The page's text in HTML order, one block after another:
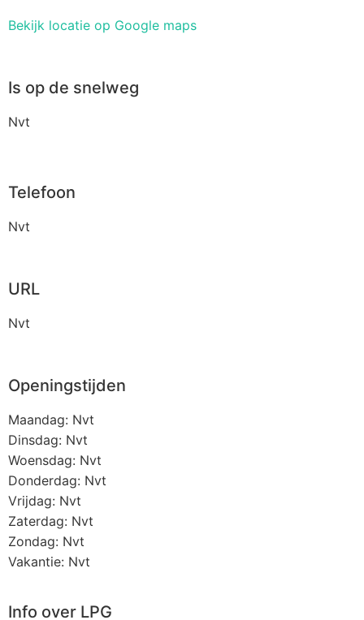
Bekijk locatie op Google maps
Is op de snelweg
Nvt
Telefoon
Nvt
URL
Nvt
Openingstijden
Maandag: Nvt
Dinsdag: Nvt
Woensdag: Nvt
Donderdag: Nvt
Vrijdag: Nvt
Zaterdag: Nvt
Zondag: Nvt
Vakantie: Nvt
Info over LPG